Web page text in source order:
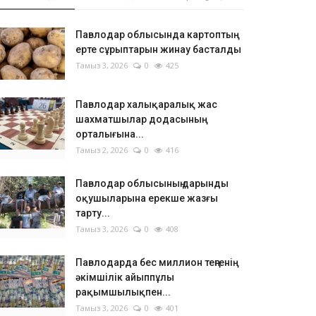
Павлодар облысында картоптың
ерте сұрыптарын жинау басталды
Тамыз 3, 2026 0 425
Павлодар халықаралық жас
шахматшылар додасының
орталығына...
Тамыз 2, 2026 0 416
Павлодар облысының дарынды
оқушыларына ерекше жазғы
тарту...
Тамыз 3, 2026 0 408
Павлодарда бес миллион теңгенің
әкімшілік айыппұлы
рақымшылықпен...
Тамыз 3, 2026 0 401